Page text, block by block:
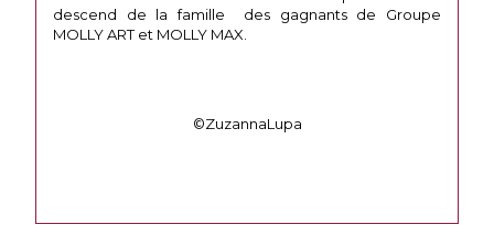
descend de la famille des gagnants de Groupe
MOLLY ART et MOLLY MAX.
©ZuzannaLupa